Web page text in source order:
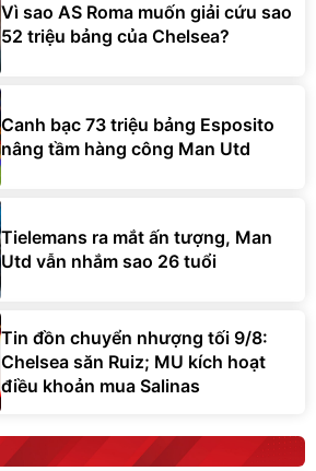
Vì sao AS Roma muốn giải cứu sao
52 triệu bảng của Chelsea?
Canh bạc 73 triệu bảng Esposito
nâng tầm hàng công Man Utd
Tielemans ra mắt ấn tượng, Man
Utd vẫn nhắm sao 26 tuổi
Tin đồn chuyển nhượng tối 9/8:
Chelsea săn Ruiz; MU kích hoạt
điều khoản mua Salinas